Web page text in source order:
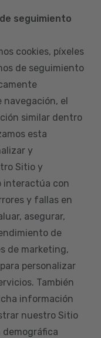
seguimiento
cookies, píxeles
de seguimiento
el
similar dentro
esta
y
Sitio y
interactúa con
y fallas en
asegurar,
de
de marketing,
personalizar
También
información
nuestro Sitio